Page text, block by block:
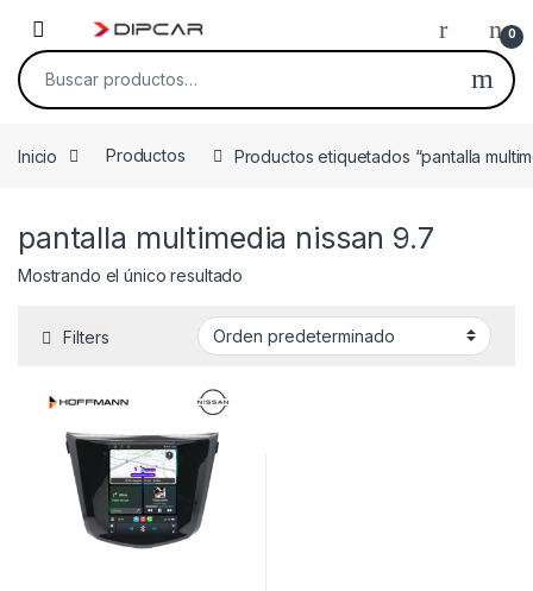
0
Buscar por:
Inicio Productos Productos etiquetados “pantalla
pantalla multimedia nissan 9.7
Mostrando el único resultado
Filters